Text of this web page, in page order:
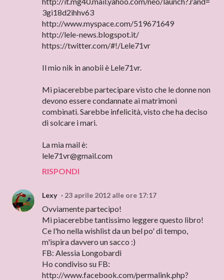
3gi18d2ihhv63
http://www.myspace.com/519671649
http://lele-news.blogspot.it/
https://twitter.com/#!/Lele71vr
Il mio nik in anobii è Lele71vr.
Mi piacerebbe partecipare visto che le donne non
devono essere condannate ai matrimoni
combinati. Sarebbe infelicità, visto che ha deciso
di solcare i mari.
La mia mail è:
lele71vr@gmail.com
RISPONDI
Lexy 23 aprile 2012 alle ore 17:17
Ovviamente partecipo!
Mi piacerebbe tantissimo leggere questo libro!
Ce l'ho nella wishlist da un bel po' di tempo,
m'ispira davvero un sacco :)
FB: Alessia Longobardi
Ho condiviso su FB:
http://www.facebook.com/permalink.php?